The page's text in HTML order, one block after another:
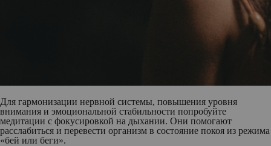
Для гармонизации нервной системы, повышения уровня
внимания и эмоциональной стабильности попробуйте
медитации с фокусировкой на дыхании. Они помогают
расслабиться и перевести организм в состояние покоя из режима
«бей или беги».